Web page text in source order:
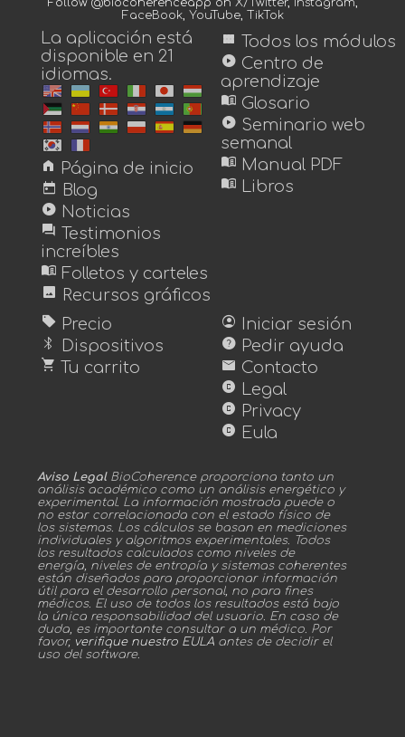
Follow @biocoherenceapp on X/Twitter, Instagram,
FaceBook, YouTube, TikTok
La aplicación está
disponible en 21
idiomas.
home Página de inicio
today Blog
play_circle Noticias
forum Testimonios
increíbles
menu_book Folletos y carteles
image Recursos gráficos
view_module Todos los módulos
play_circle Centro de
aprendizaje
menu_book Glosario
play_circle Seminario web
semanal
menu_book Manual PDF
menu_book Libros
sell Precio
bluetooth Dispositivos
shopping_cart Tu carrito
account_circle Iniciar sesión
help Pedir ayuda
mail Contacto
copyright Legal
copyright Privacy
copyright Eula
Aviso LegalBioCoherence proporciona tanto un
análisis académico como un análisis energético y
experimental. La información mostrada puede o
no estar correlacionada con el estado físico de
los sistemas. Los cálculos se basan en mediciones
individuales y algoritmos experimentales. Todos
los resultados calculados como niveles de
energía, niveles de entropía y sistemas coherentes
están diseñados para proporcionar información
útil para el desarrollo personal, no para fines
médicos. El uso de todos los resultados está bajo
la única responsabilidad del usuario. En caso de
duda, es importante consultar a un médico. Por
favor, verifique nuestro EULA antes de decidir el
uso del software.